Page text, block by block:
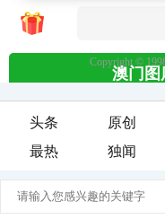
头条 原创
最热
独闻